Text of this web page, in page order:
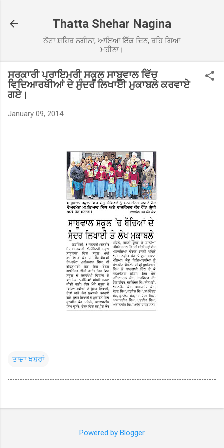
Thatta Shehar Nagina
ਠੱਟਾ ਸ਼ਹਿਰ ਨਗੀਨਾ, ਆਇਆ ਇੱਕ ਦਿਨ, ਰਹਿ ਗਿਆ
ਮਹੀਨਾ।
ਸਰਕਾਰੀ ਪ੍ਰਾਇਮਰੀ ਸਕੂਲ ਸਾਬੂਵਾਲ ਵਿੱਚ
ਵਿਦਿਆਰਥੀਆਂ ਦੇ ਸੁੰਦਰ ਲਿਖਾਈ ਮੁਕਾਬਲੇ ਕਰਵਾਏ
ਗਏ।
January 09, 2014
ਤਾਜ਼ਾ ਖਬਰਾਂ
Powered by Blogger